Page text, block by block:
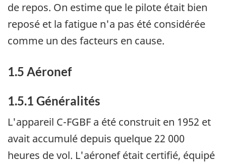
de repos. On estime que le pilote était bien
reposé et la fatigue n'a pas été considérée
comme un des facteurs en cause.
1.5 Aéronef
1.5.1 Généralités
L'appareil C-FGBF a été construit en 1952 et
avait accumulé depuis quelque 22 000
heures de vol. L'aéronef était certifié, équipé